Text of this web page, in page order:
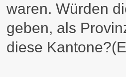
waren. Würden
geben, als
diese